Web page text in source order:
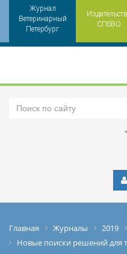
Журнал
Ветеринарный
Петербург
СПбВО
Главная Журналы 2019
Новые поиски решений для